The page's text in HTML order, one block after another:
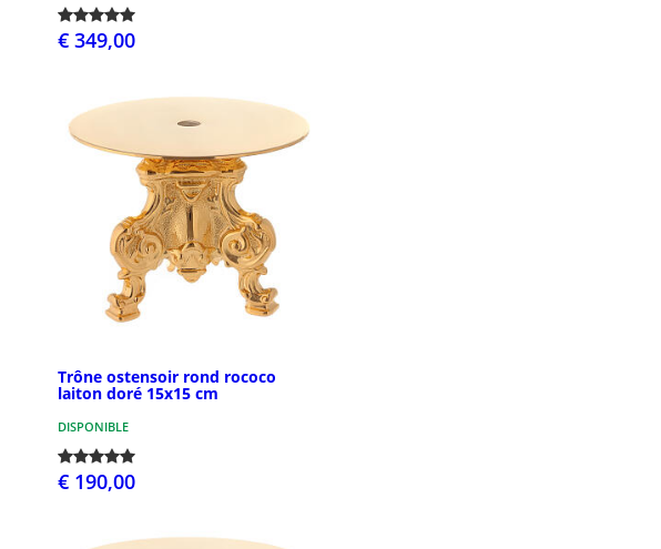
€ 349,00
Trône ostensoir rond rococo
laiton doré 15x15 cm
DISPONIBLE
€ 190,00